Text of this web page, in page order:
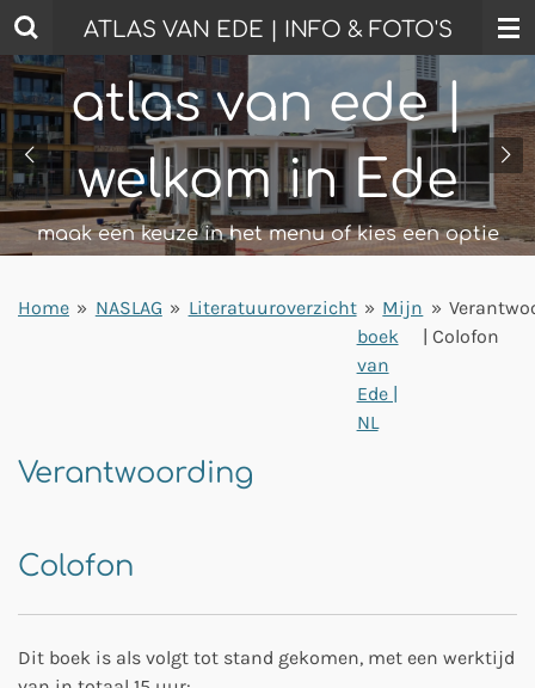
Ga
direct
naar
de
hoofdinhoud
ATLAS VAN EDE | INFO & FOTO'S
atlas van ede |
welkom in Ede
maak een keuze in het menu of kies een optie
Home » NASLAG » Literatuuroverzicht » Mijn
boek
van
Ede |
NL
»
| Colofon
Verantwoording
Colofon
Dit boek is als volgt tot stand gekomen, met een werktijd